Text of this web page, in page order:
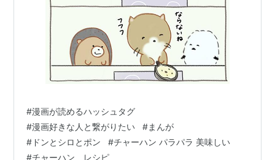
#漫画が読めるハッシュタグ
#漫画好きな人と繋がりたい #まんが
# ドンとシロとポン #チャーハン パラパラ 美味しい
#チャーハン レシピ